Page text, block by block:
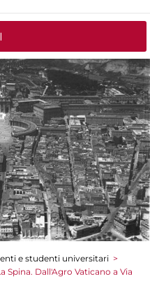
e studenti universitari >
Spina. Dall'Agro Vaticano a Via